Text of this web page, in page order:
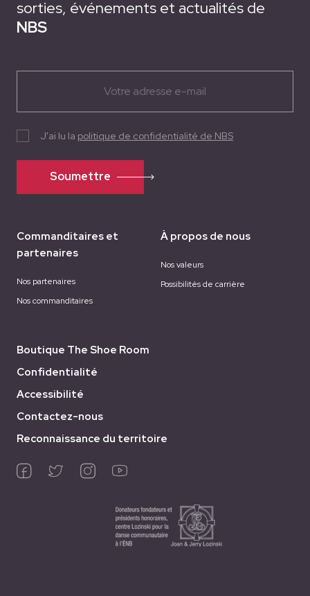
sorties, événements et actualités de
NBS
Soumettre
J'ai lu la politique de confidentialité de NBS
Commanditaires et
partenaires
Nos partenaires
Nos commanditaires
À propos de nous
Nos valeurs
Possibilités de carrière
Boutique The Shoe Room
Confidentialité
Accessibilité
Contactez-nous
Reconnaissance du territoire